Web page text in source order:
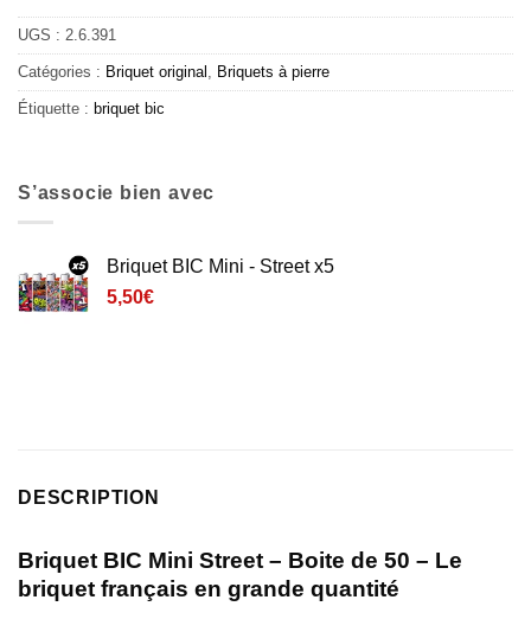
UGS : 2.6.391
Catégories : Briquet original , Briquets à pierre
Étiquette : briquet bic
S’associe bien avec
Briquet BIC Mini - Street x5
5,50€
DESCRIPTION
Briquet BIC Mini Street – Boite de 50 – Le
briquet français en grande quantité